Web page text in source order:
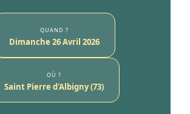
QUAND ?
Dimanche 26 Avril 2026
OÙ ?
Saint Pierre d'Albigny (73)